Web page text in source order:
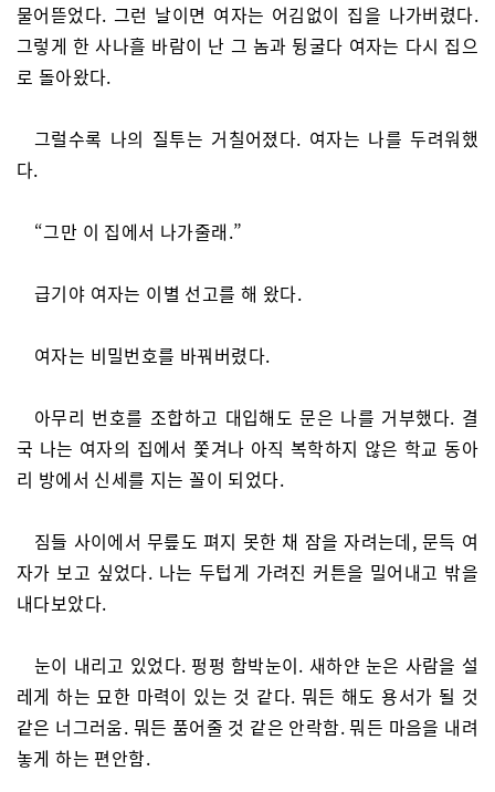
물어뜯었다. 그런 날이면 여자는 어김없이 집을 나가버렸다.
그렇게 한 사나흘 바람이 난 그 놈과 뒹굴다 여자는 다시 집으
로 돌아왔다.
그럴수록 나의 질투는 거칠어졌다. 여자는 나를 두려워했
다.
“그만 이 집에서 나가줄래.”
급기야 여자는 이별 선고를 해 왔다.
여자는 비밀번호를 바꿔버렸다.
아무리 번호를 조합하고 대입해도 문은 나를 거부했다. 결
국 나는 여자의 집에서 쫓겨나 아직 복학하지 않은 학교 동아
리 방에서 신세를 지는 꼴이 되었다.
짐들 사이에서 무릎도 펴지 못한 채 잠을 자려는데, 문득 여
자가 보고 싶었다. 나는 두텁게 가려진 커튼을 밀어내고 밖을
내다보았다.
눈이 내리고 있었다. 펑펑 함박눈이. 새하얀 눈은 사람을 설
레게 하는 묘한 마력이 있는 것 같다. 뭐든 해도 용서가 될 것
같은 너그러움. 뭐든 품어줄 것 같은 안락함. 뭐든 마음을 내려
놓게 하는 편안함.